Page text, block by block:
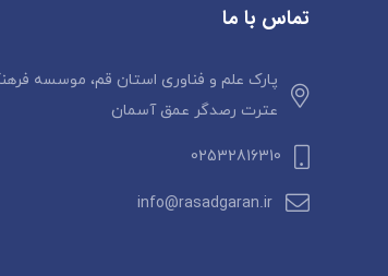
تماس با ما
پارک علم و فناوری استان قم، موسسه
عترت رصدگر عمق آسمان
02532816310
info@rasadgaran.ir